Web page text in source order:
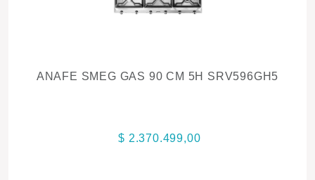
ANAFE SMEG GAS 90 CM 5H SRV596GH5
$ 2.370.499,00